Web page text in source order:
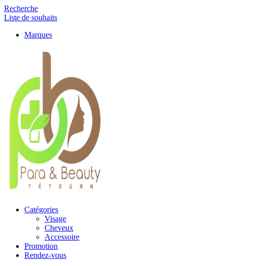
Recherche
Liste de souhaits
Marques
Catégories
Visage
Cheveux
Accessoire
Promotion
Rendez-vous